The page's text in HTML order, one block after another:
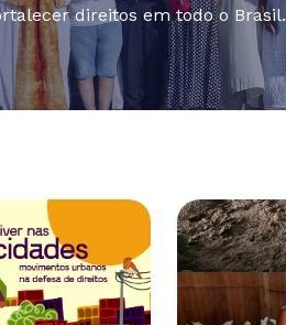
direitos em todo o Brasil.